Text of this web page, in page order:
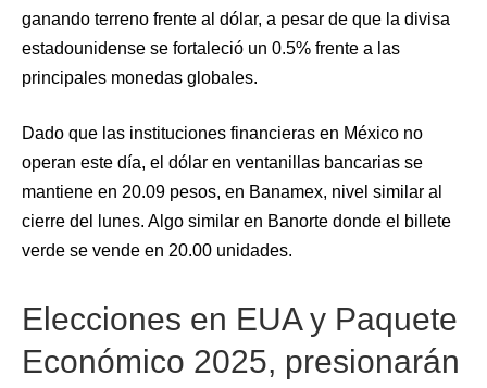
ganando terreno frente al dólar, a pesar de que la divisa
estadounidense se fortaleció un 0.5% frente a las
principales monedas globales.
Dado que las instituciones financieras en México no
operan este día, el dólar en ventanillas bancarias se
mantiene en 20.09 pesos, en Banamex, nivel similar al
cierre del lunes. Algo similar en Banorte donde el billete
verde se vende en 20.00 unidades.
Elecciones en EUA y Paquete
Económico 2025, presionarán